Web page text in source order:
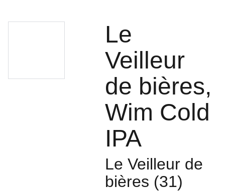
Le
Veilleur
de bières,
Wim Cold
IPA
Le Veilleur de
bières (31)